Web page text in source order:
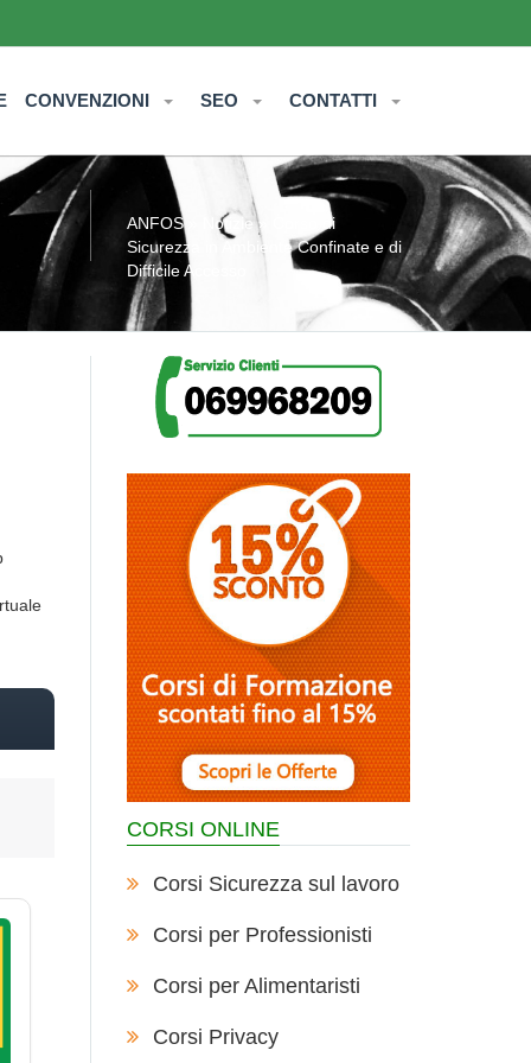
CONVENZIONI SEO CONTATTI
ANFOS» Notizie» Corso di
Sicurezza in Ambiente Confinate e di
Difficile Accesso
CORSI ONLINE
Corsi Sicurezza sul lavoro
Corsi per Professionisti
Corsi per Alimentaristi
Corsi Privacy